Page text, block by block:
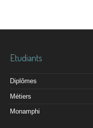
Etudiants
Diplômes
Métiers
Monamphi